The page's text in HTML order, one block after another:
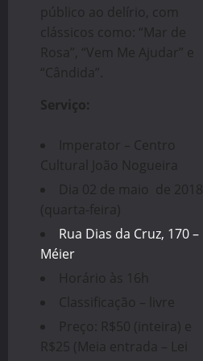
público ao delírio, com
clássicos como: “Mar de
Rosa”, “Vem Me Ajudar” e
“Cândida”.
Serviço:
Imperator – Centro
Cultural João Nogueira
Dia 02 de maio de 2018
(quarta-feira)
Rua Dias da Cruz, 170 –
Méier
Horário às 16h
Classificação – livre
Preço: R$50 (inteira) e
R$25 (Meia entrada – Lei